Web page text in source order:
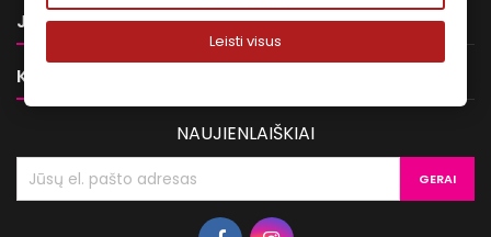
JŪSŲ PASKYRA 
KONTAKTAI
NAUJIENLAIŠKIAI
Leisti visus